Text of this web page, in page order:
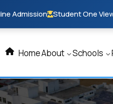
Admission Student One
HomeAbout Schools